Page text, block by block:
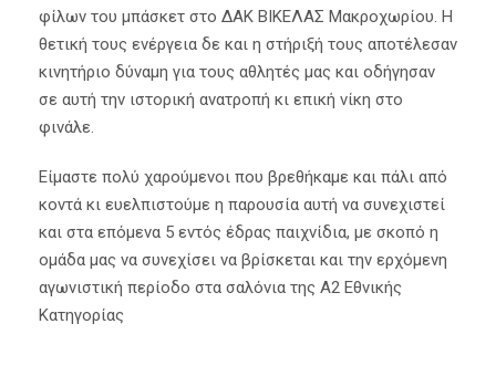
φίλων του μπάσκετ στο ΔΑΚ ΒΙΚΕΛΑΣ Μακροχωρίου. Η
θετική τους ενέργεια δε και η στήριξή τους αποτέλεσαν
κινητήριο δύναμη για τους αθλητές μας και οδήγησαν
σε αυτή την ιστορική ανατροπή κι επική νίκη στο
φινάλε.
Είμαστε πολύ χαρούμενοι που βρεθήκαμε και πάλι από
κοντά κι ευελπιστούμε η παρουσία αυτή να συνεχιστεί
και στα επόμενα 5 εντός έδρας παιχνίδια, με σκοπό η
ομάδα μας να συνεχίσει να βρίσκεται και την ερχόμενη
αγωνιστική περίοδο στα σαλόνια της Α2 Εθνικής
Κατηγορίας